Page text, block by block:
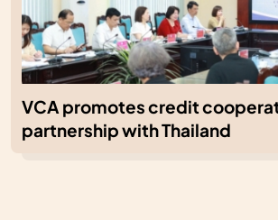
VCA promotes credit
partnership with Thailand